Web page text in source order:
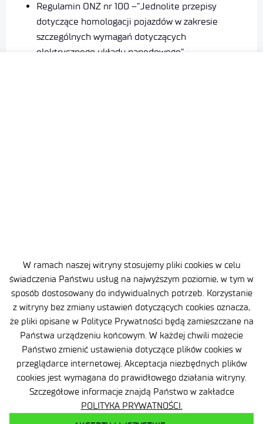
W ramach naszej witryny stosujemy pliki cookies w celu
świadczenia Państwu usług na najwyższym poziomie, w tym w
sposób dostosowany do indywidualnych potrzeb. Korzystanie
z witryny bez zmiany ustawień dotyczących cookies oznacza,
że pliki opisane w Polityce Prywatności będą zamieszczane na
Państwa urządzeniu końcowym. W każdej chwili możecie
Państwo zmienić ustawienia dotyczące plików cookies w
przeglądarce internetowej. Akceptacja niezbędnych plików
cookies jest wymagana do prawidłowego działania witryny.
Szczegółowe informacje znajdą Państwo w zakładce
POLITYKA PRYWATNOŚCI.
Regulamin ONZ nr 100 –”Jednolite przepisy
dotyczące homologacji pojazdów w zakresie
szczególnych wymagań dotyczących
elektrycznego układu napędowego”,
Ochrona danych osobowych (RODO)
Deklaracja dostępności
Polityka prywatności
Zgłaszanie naruszeń prawa
Plan równości (GEP)